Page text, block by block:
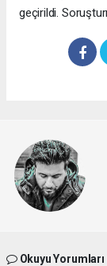
geçirildi.
Okuyu Yorumları